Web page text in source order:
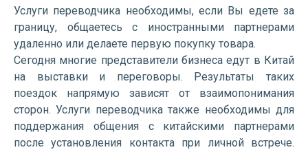
Услуги переводчика необходимы, если Вы едете за
границу, общаетесь с иностранными партнерами
удаленно или делаете первую покупку товара.
Сегодня многие представители бизнеса едут в Китай
на выставки и переговоры. Результаты таких
поездок напрямую зависят от взаимопонимания
сторон. Услуги переводчика также необходимы для
поддержания общения с китайскими партнерами
после установления контакта при личной встрече.